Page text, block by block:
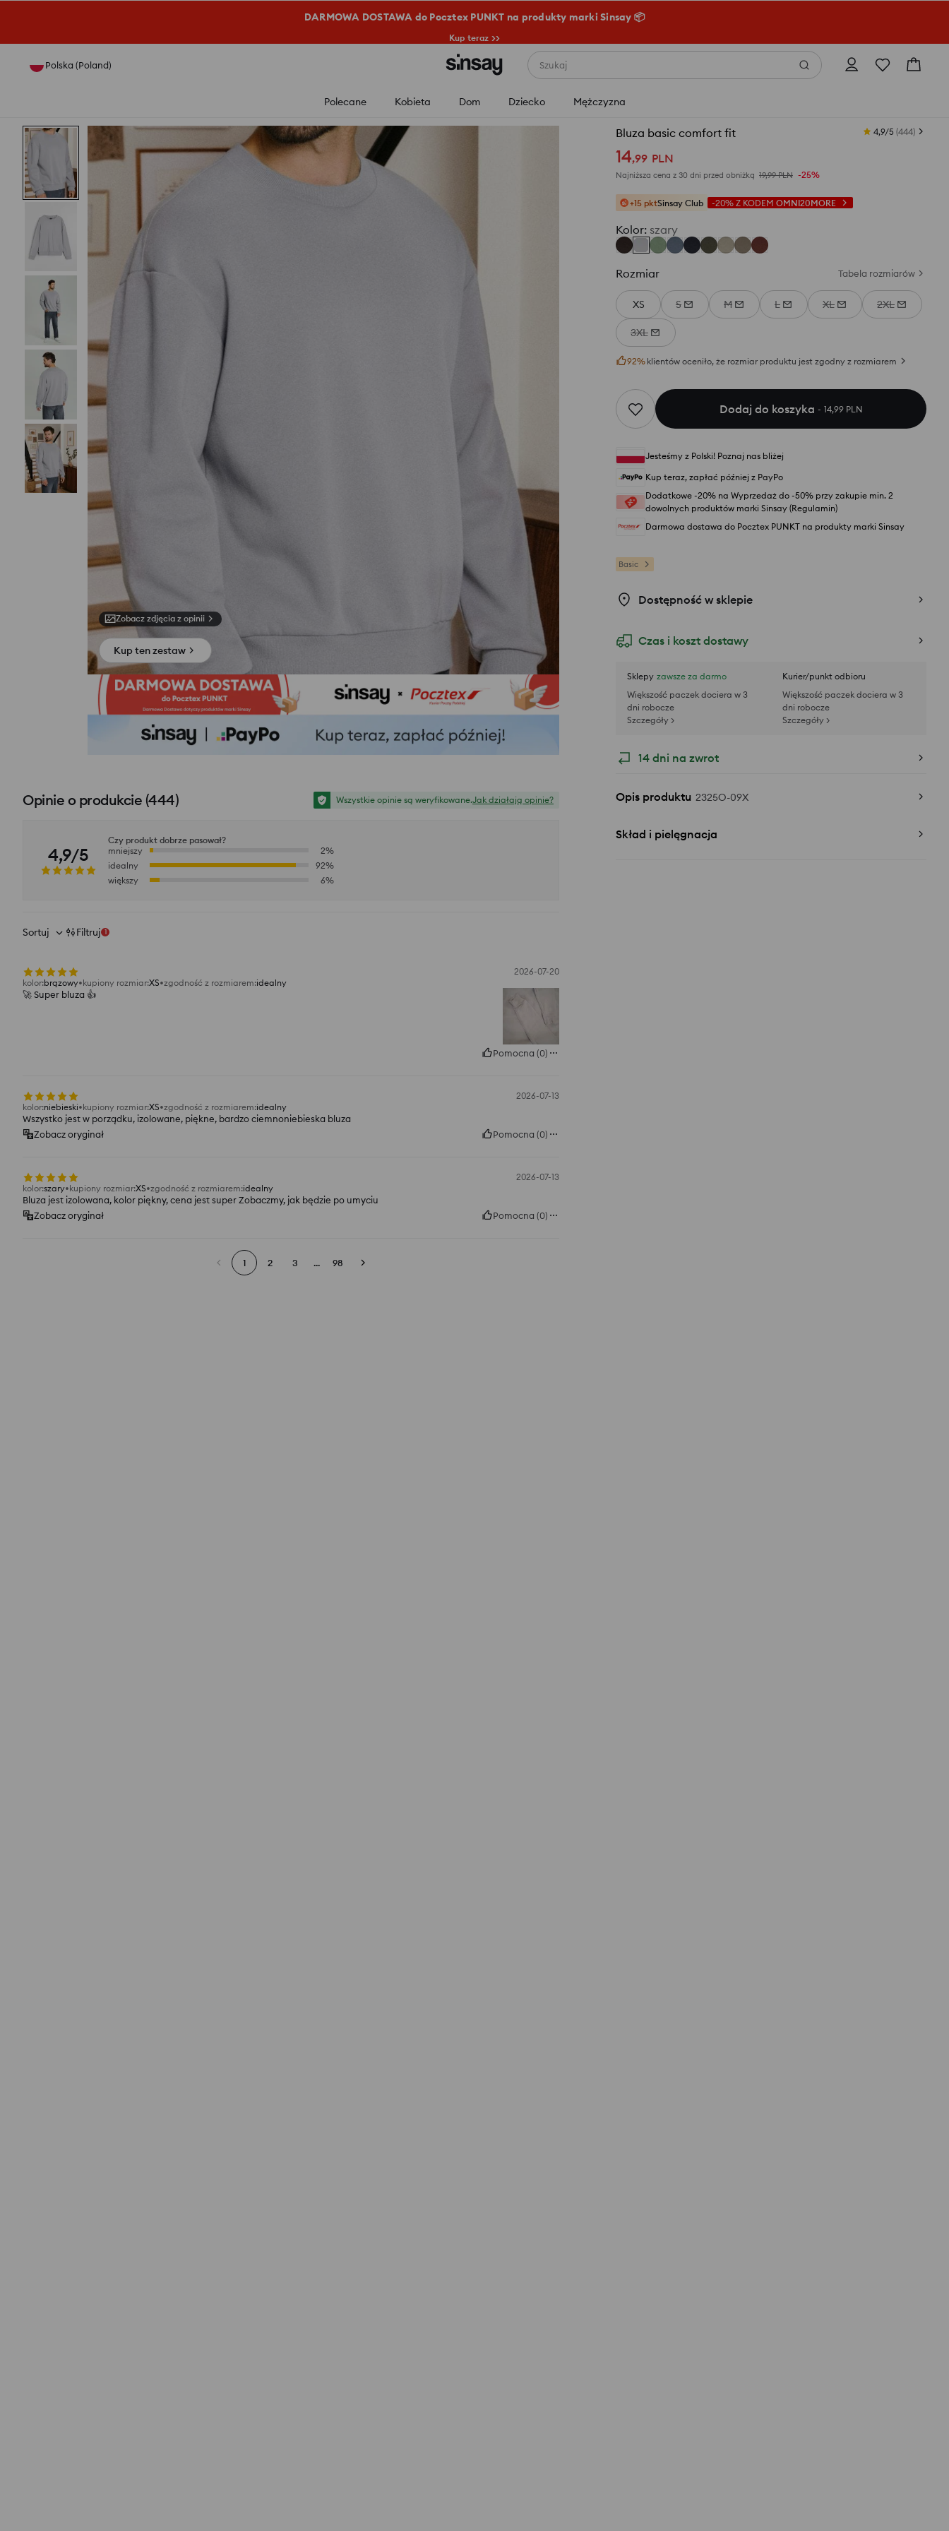
DARMOWA DOSTAWA do Pocztex PUNKT na produkty marki Sinsay 📦
Kup teraz >>
Polska (Poland) Szukaj
Polecane Kobieta Dom Dziecko Mężczyzna
Bluza basic comfort fit 4,9/5 (444)
14,99 PLN
Najniższa cena z 30 dni przed obniżką 19,99 PLN -25%
+15 pktSinsay Club -20% Z KODEM OMNI20MORE
Kolor: szary
Rozmiar Tabela rozmiarów
XS S M L XL 2XL
3XL
92% klientów oceniło, że rozmiar produktu jest zgodny z rozmiarem
Dodaj do koszyka 14,99 PLN
Jesteśmy z Polski! Poznaj nas bliżej
Kup teraz, zapłać później z PayPo
Dodatkowe -20% na Wyprzedaż do -50% przy zakupie min. 2
dowolnych produktów marki Sinsay (Regulamin)
Darmowa dostawa do Pocztex PUNKT na produkty marki Sinsay
Basic
Dostępność w sklepie
Czas i koszt dostawy
Sklepy zawsze za darmo
Większość paczek dociera w 3
dni robocze
Szczegóły >
Kurier/punkt odbioru
Większość paczek dociera w 3
dni robocze
Szczegóły >
14 dni na zwrot
Opis produktu 2325O-09X
Skład i pielęgnacja
Zobacz zdjęcia z opinii
Kup ten zestaw
Opinie o produkcie (444) Wszystkie opinie są weryfikowane.Jak działają opinie?
4,9/5
Czy produkt dobrze pasował?
mniejszy
2%
idealny
92%
większy
6%
Sortuj Filtruj 1
2026-07-20
kolor:brązowy kupiony rozmiar:XS zgodność z rozmiarem:idealny
🚀 Super bluza 👍️
Pomocna (0)
2026-07-13
kolor:niebieski kupiony rozmiar:XS zgodność z rozmiarem:idealny
Wszystko jest w porządku, izolowane, piękne, bardzo ciemnoniebieska bluza
Zobacz oryginał
Pomocna (0)
2026-07-13
kolor:szary kupiony rozmiar:XS zgodność z rozmiarem:idealny
Bluza jest izolowana, kolor piękny, cena jest super Zobaczmy, jak będzie po umyciu
Zobacz oryginał
Pomocna (0)
1 2 3 ... 98